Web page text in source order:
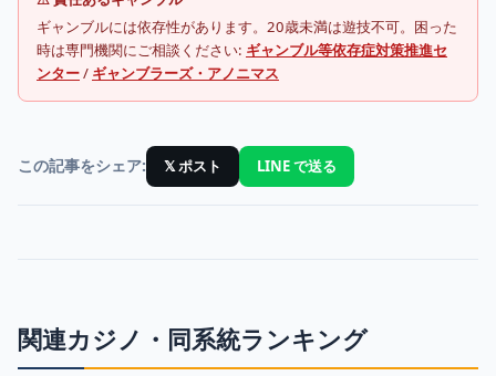
ギャンブルには依存性があります。20歳未満は遊技不可。困った
時は専門機関にご相談ください: ギャンブル等依存症対策推進セ
ンター/ ギャンブラーズ・アノニマス
この記事をシェア: 𝕏 ポスト LINE で送る
関連カジノ・同系統ランキング